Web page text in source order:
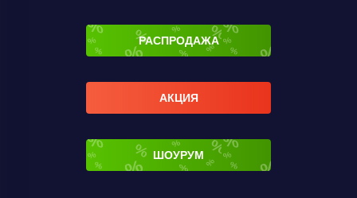
РАСПРОДАЖА
АКЦИЯ
ШОУРУМ